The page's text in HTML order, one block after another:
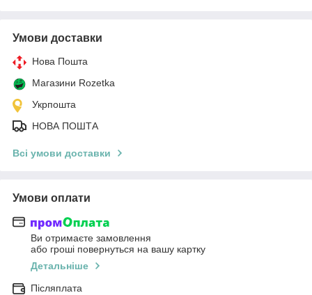
Умови доставки
Нова Пошта
Магазини Rozetka
Укрпошта
НОВА ПОШТА
Всі умови доставки
Умови оплати
Ви отримаєте замовлення
або гроші повернуться на вашу картку
Детальніше
Післяплата